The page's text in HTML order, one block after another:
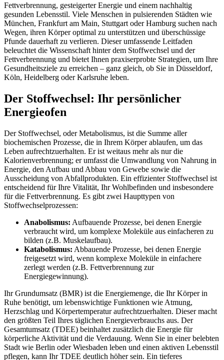
Fettverbrennung, gesteigerter Energie und einem nachhaltig
gesunden Lebensstil. Viele Menschen in pulsierenden Städten wie
München, Frankfurt am Main, Stuttgart oder Hamburg suchen nach
Wegen, ihren Körper optimal zu unterstützen und überschüssige
Pfunde dauerhaft zu verlieren. Dieser umfassende Leitfaden
beleuchtet die Wissenschaft hinter dem Stoffwechsel und der
Fettverbrennung und bietet Ihnen praxiserprobte Strategien, um Ihre
Gesundheitsziele zu erreichen – ganz gleich, ob Sie in Düsseldorf,
Köln, Heidelberg oder Karlsruhe leben.
Der Stoffwechsel: Ihr persönlicher
Energieofen
Der Stoffwechsel, oder Metabolismus, ist die Summe aller
biochemischen Prozesse, die in Ihrem Körper ablaufen, um das
Leben aufrechtzuerhalten. Er ist weitaus mehr als nur die
Kalorienverbrennung; er umfasst die Umwandlung von Nahrung in
Energie, den Aufbau und Abbau von Gewebe sowie die
Ausscheidung von Abfallprodukten. Ein effizienter Stoffwechsel ist
entscheidend für Ihre Vitalität, Ihr Wohlbefinden und insbesondere
für die Fettverbrennung. Es gibt zwei Haupttypen von
Stoffwechselprozessen:
Anabolismus: Aufbauende Prozesse, bei denen Energie
verbraucht wird, um komplexe Moleküle aus einfacheren zu
bilden (z.B. Muskelaufbau).
Katabolismus: Abbauende Prozesse, bei denen Energie
freigesetzt wird, wenn komplexe Moleküle in einfachere
zerlegt werden (z.B. Fettverbrennung zur
Energiegewinnung).
Ihr Grundumsatz (BMR) ist die Energiemenge, die Ihr Körper in
Ruhe benötigt, um lebenswichtige Funktionen wie Atmung,
Herzschlag und Körpertemperatur aufrechtzuerhalten. Dieser macht
den größten Teil Ihres täglichen Energieverbrauchs aus. Der
Gesamtumsatz (TDEE) beinhaltet zusätzlich die Energie für
körperliche Aktivität und die Verdauung. Wenn Sie in einer belebten
Stadt wie Berlin oder Wiesbaden leben und einen aktiven Lebensstil
pflegen, kann Ihr TDEE deutlich höher sein. Ein tieferes